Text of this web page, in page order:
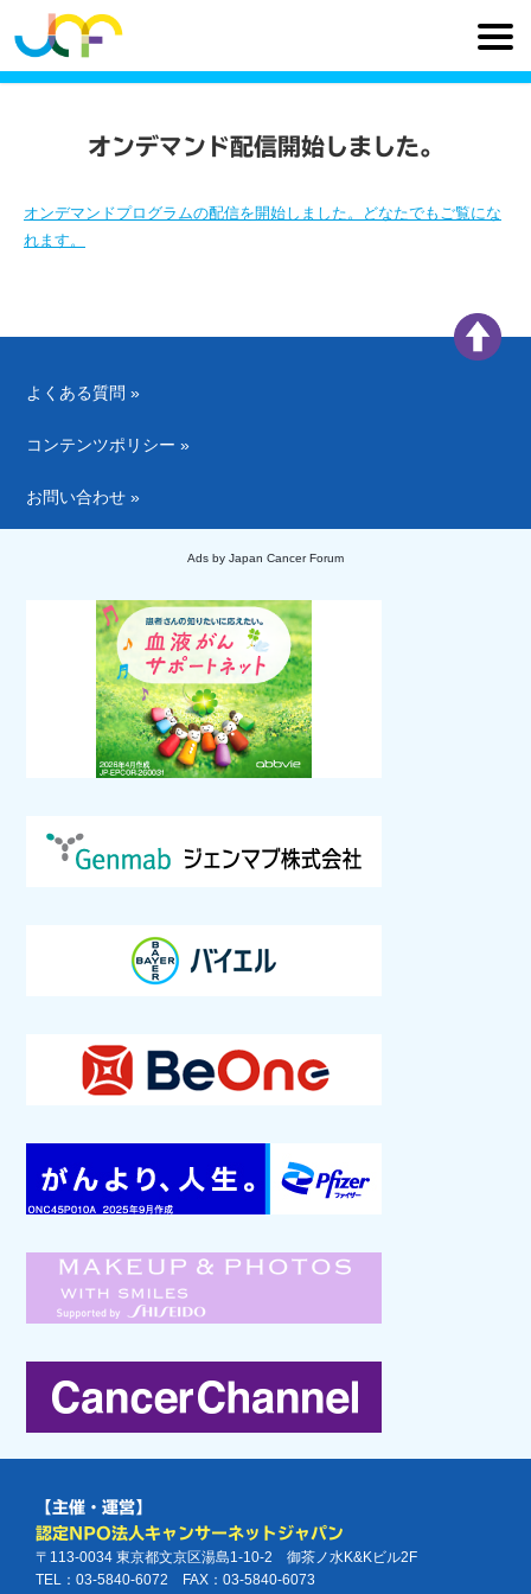
ジャパンキャンサーフォーラム
オンデマンド配信開始しました。
オンデマンドプログラムの配信を開始しました。どなたでもご覧にな
れます。
よくある質問 »
コンテンツポリシー »
お問い合わせ »
Ads by Japan Cancer Forum
【主催・運営】
認定NPO法人キャンサーネットジャパン
〒113-0034 東京都文京区湯島1-10-2 御茶ノ水K&Kビル2F
TEL：03-5840-6072 FAX：03-5840-6073